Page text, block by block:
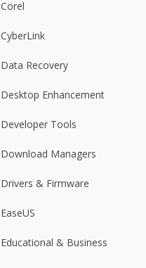
Corel
CyberLink
Data Recovery
Desktop Enhancement
Developer Tools
Download Managers
Drivers & Firmware
EaseUS
Educational & Business